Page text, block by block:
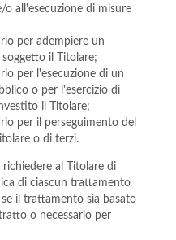
all'esecuzione di misure
per adempiere un
il Titolare;
per l'esecuzione di un
o per l'esercizio di
il Titolare;
per il perseguimento del
o di terzi.
richiedere al Titolare di
di ciascun trattamento
il trattamento sia basato
o necessario per